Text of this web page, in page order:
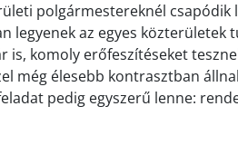
polgármestereknél csapódik
legyenek az egyes közterületek
is, komoly erőfeszítéseket
még élesebb kontrasztban
pedig egyszerű lenne: